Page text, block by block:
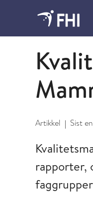
For
Artikkel | Sist
rapporter,